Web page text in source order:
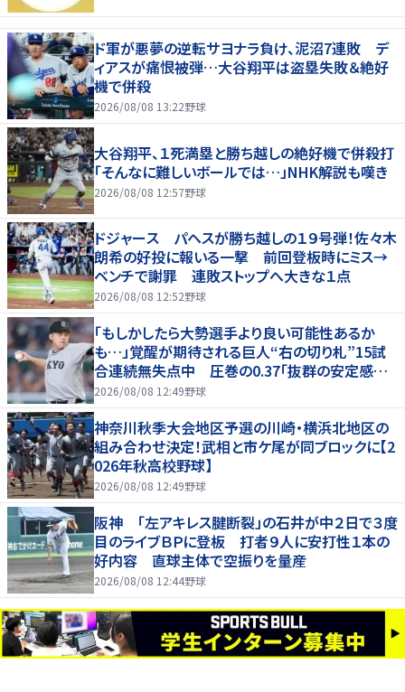
ド軍が悪夢の逆転サヨナラ負け、泥沼7連敗 デ
ィアスが痛恨被弾…大谷翔平は盗塁失敗＆絶好
機で併殺
2026/08/08 13:22野球
大谷翔平、１死満塁と勝ち越しの絶好機で併殺打
「そんなに難しいボールでは…」NHK解説も嘆き
2026/08/08 12:57野球
ドジャース パヘスが勝ち越しの１９号弾！佐々木
朗希の好投に報いる一撃 前回登板時にミス→
ベンチで謝罪 連敗ストップへ大きな１点
2026/08/08 12:52野球
「もしかしたら大勢選手より良い可能性あるか
も…」覚醒が期待される巨人“右の切り札”15試
合連続無失点中 圧巻の0.37「抜群の安定感を
持っている」
2026/08/08 12:49野球
神奈川秋季大会地区予選の川崎・横浜北地区の
組み合わせ決定！武相と市ケ尾が同ブロックに【2
026年秋高校野球】
2026/08/08 12:49野球
阪神 「左アキレス腱断裂」の石井が中２日で３度
目のライブＢＰに登板 打者９人に安打性１本の
好内容 直球主体で空振りを量産
2026/08/08 12:44野球